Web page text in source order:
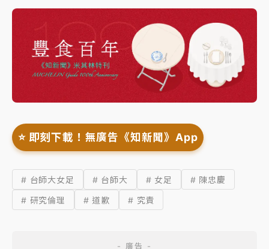
⭐️ 即刻下載！無廣告《知新聞》App
# 台師大女足 # 台師大 # 女足
# 陳忠慶
# 研究倫理
# 道歉 # 究責